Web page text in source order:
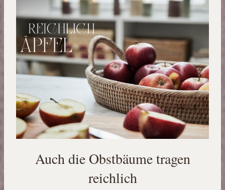
Auch die Obstbäume tragen
reichlich